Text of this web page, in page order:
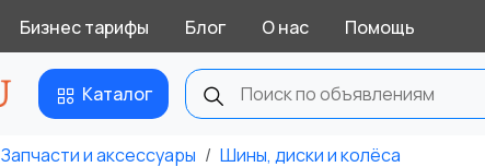
Бизнес тарифы Блог О нас Помощь
Каталог
Запчасти и аксессуары Шины, диски и колёса